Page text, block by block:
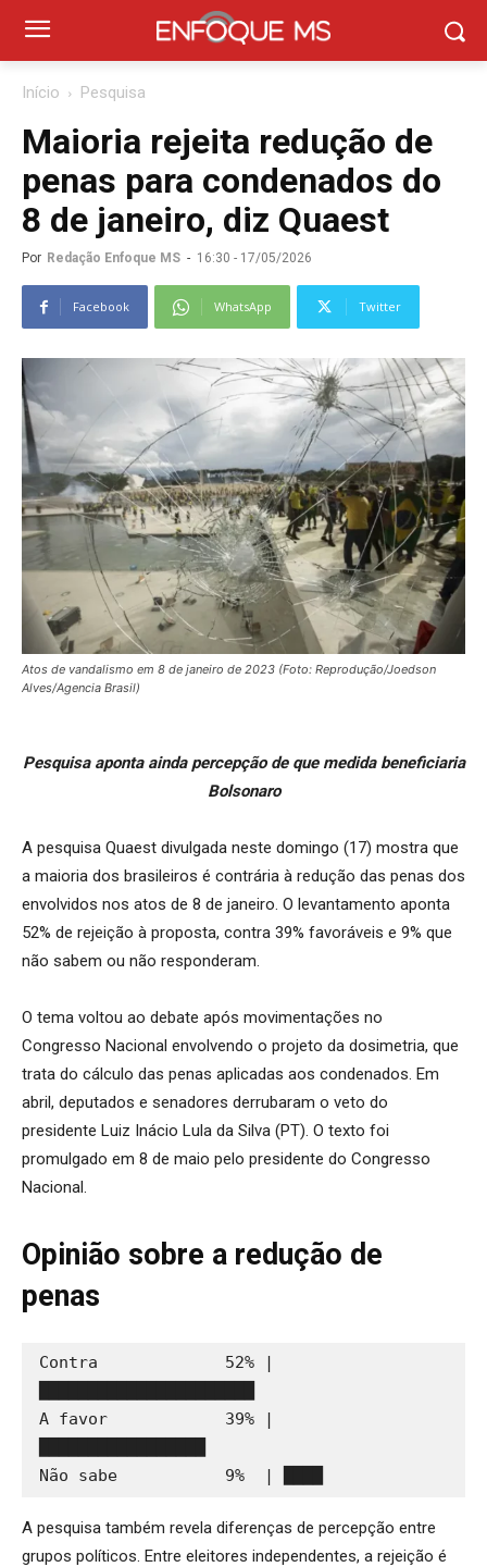
Início Pesquisa
Maioria rejeita redução de
penas para condenados do
8 de janeiro, diz Quaest
Por Redação Enfoque MS - 16:30 - 17/05/2026
Facebook WhatsApp Twitter
Atos de vandalismo em 8 de janeiro de 2023 (Foto: Reprodução/Joedson
Alves/Agencia Brasil)
Pesquisa aponta ainda percepção de que medida beneficiaria
Bolsonaro
A pesquisa Quaest divulgada neste domingo (17) mostra que
a maioria dos brasileiros é contrária à redução das penas dos
envolvidos nos atos de 8 de janeiro. O levantamento aponta
52% de rejeição à proposta, contra 39% favoráveis e 9% que
não sabem ou não responderam.
O tema voltou ao debate após movimentações no
Congresso Nacional envolvendo o projeto da dosimetria, que
trata do cálculo das penas aplicadas aos condenados. Em
abril, deputados e senadores derrubaram o veto do
presidente Luiz Inácio Lula da Silva (PT). O texto foi
promulgado em 8 de maio pelo presidente do Congresso
Nacional.
Opinião sobre a redução de
penas
Contra             52% |
A favor            39% |
Não sabe           9%  | ████
A pesquisa também revela diferenças de percepção entre
grupos políticos. Entre eleitores independentes, a rejeição é